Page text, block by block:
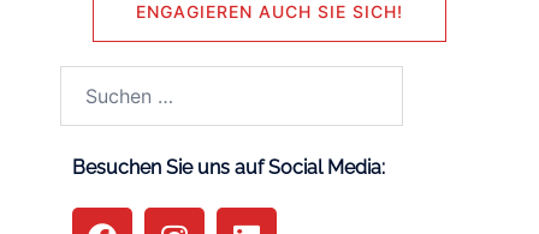
ENGAGIEREN AUCH SIE SICH!
Besuchen Sie uns auf Social Media: